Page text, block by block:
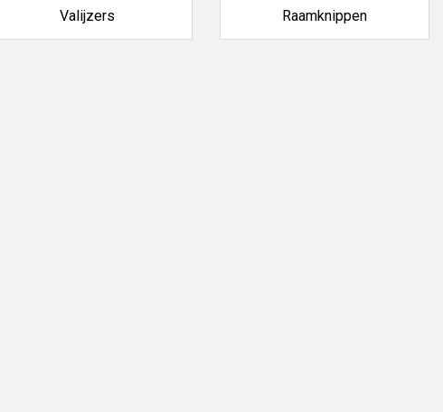
Valijzers Raamknippen